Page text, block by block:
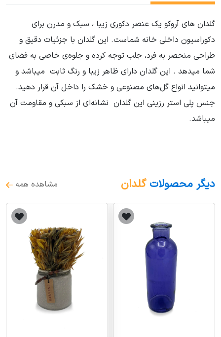
گلدان های آروکو یک عنصر دکوری زیبا ، سبک و مدرن برای
دکوراسیون داخلی خانه شماست. این گلدان با جزئیات دقیق و
طراحی منحصر به فرد، جلب توجه کرده و جلوه‌ی خاصی به فضای
شما میدهد . این گلدان دارای ظاهر زیبا و رنگ ثابت میباشد و
میتوانید انواع گل‌های مصنوعی و خشک را داخل آن قرار دهید.
جنس پلی استر رزینی این گلدان نشانه‌ای از سبکی و مقاومت آن
میباشد.
دیگر محصولاتگلدان مشاهده همه